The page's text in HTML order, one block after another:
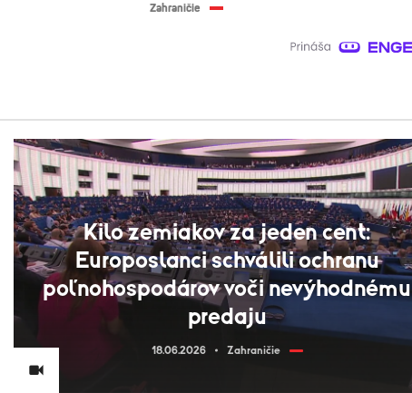
Zahraničie
Kilo zemiakov za jeden cent:
Europoslanci schválili ochranu
poľnohospodárov voči nevýhodnému
predaju
18.06.2026 Zahraničie